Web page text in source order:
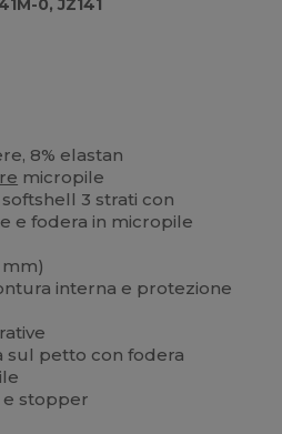
0, JZ141
8% elastan
micropile
3 strati con
e fodera in micropile
interna e protezione
sul petto con fodera
e stopper